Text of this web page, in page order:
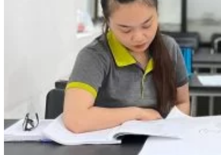
Chưa có sản phẩm trong giỏ hàng.
Chưa có sản phẩm trong giỏ hàng.